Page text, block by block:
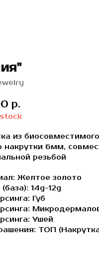
р.
из
накрутки 6мм,
резьбой
Желтое золото
14g-12g
Губ
Ушей
ТОП